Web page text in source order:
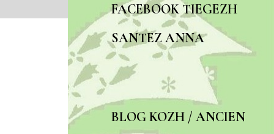
FACEBOOK TIEGEZH
SANTEZ ANNA
BLOG KOZH / ANCIEN